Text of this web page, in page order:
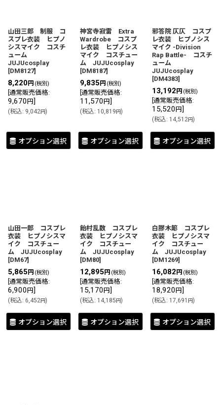
絞り込む
山田三郎 制服 コ
スプレ衣装 ヒプノ
シスマイク コスチ
ューム
JUJUcosplay
[DM8127]
8,220円 (税別)
通常販売価格:
9,670 円]
(税込: 9,042円)
オプション選択
神宮寺寂雷 Extra
Wardrobe コスプ
レ衣装 ヒプノシス
マイク コスチュー
ム JUJUcosplay
[DM8187]
9,835 円 (税別)
通常販売価格:
11,570 円]
(税込: 10,819円)
オプション選択
邪答院 仄仄 コスプ
レ衣装 ヒプノシス
マイク -Division
Rap Battle- コスチ
ューム
JUJUcosplay
[DM4383]
13,192 円 (税別)
通常販売価格:
15,520 円]
(税込: 14,512円)
オプション選択
山田一郎 コスプレ
衣装 ヒプノシスマ
イク コスチュー
ム JUJUcosplay
[DM67]
5,865 円 (税別)
通常販売価格:
6,900 円]
(税込: 6,452円)
オプション選択
飴村乱数 コスプレ
衣装 ヒプノシスマ
イク コスチュー
ム JUJUcosplay
[DM80]
12,895 円 (税別)
通常販売価格:
15,170 円]
(税込: 14,185円)
オプション選択
白膠木簓 コスプレ
衣装 ヒプノシスマ
イク コスチュー
ム JUJUcosplay
[DM1269]
16,082 円 (税別)
通常販売価格:
18,920 円]
(税込: 17,691 円)
オプション選択